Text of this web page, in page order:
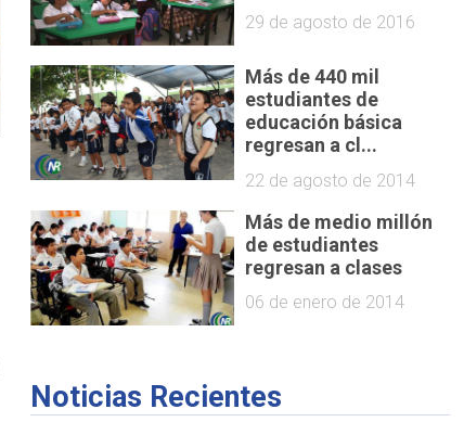
29 de agosto de 2016
Más de 440 mil
estudiantes de
educación básica
regresan a cl...
22 de agosto de 2014
Más de medio millón
de estudiantes
regresan a clases
06 de enero de 2014
Noticias Recientes